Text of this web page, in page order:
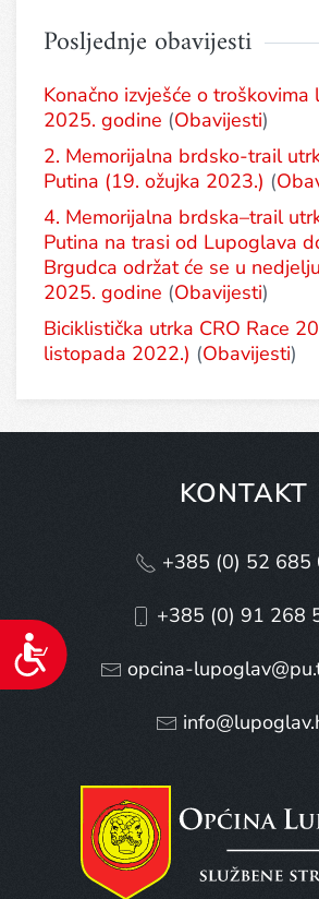
Pristupačnost
Posljednje obavijesti
Konačno izvješće o troškovima
2025. godine (Obavijesti)
2. Memorijalna brdsko-trail
Putina (19. ožujka 2023.) (
4. Memorijalna brdska–trail
Putina na trasi od Lupoglava
Brgudca održat će se u
2025. godine (Obavijesti)
Biciklistička utrka CRO Race
listopada 2022.) (Obavijesti)
KONTAKT
+385 (0) 52 685
+385 (0) 91 268
opcina-